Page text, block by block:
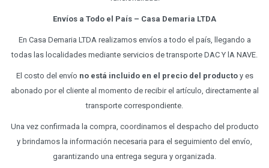
Envíos a Todo el País – Casa Demaria LTDA
En Casa Demaria LTDA realizamos envíos a todo el país, llegando a
todas las localidades mediante servicios de transporte DAC Y lA NAVE.
El costo del envío no está incluido en el precio del productoy es
abonado por el cliente al momento de recibir el artículo, directamente al
transporte correspondiente.
Una vez confirmada la compra, coordinamos el despacho del producto
y brindamos la información necesaria para el seguimiento del envío,
garantizando una entrega segura y organizada.